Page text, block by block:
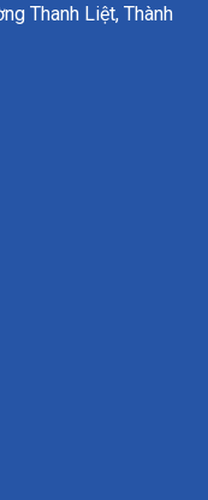
Thanh Liệt, Thành